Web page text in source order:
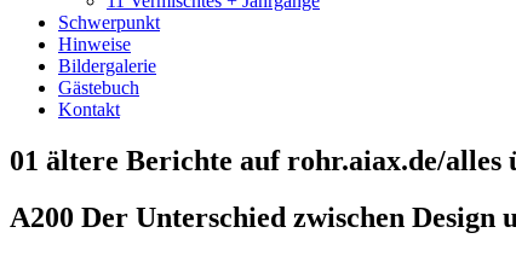
Schwerpunkt
Hinweise
Bildergalerie
Gästebuch
Kontakt
01 ältere Berichte auf rohr.aiax.de/alles
A200 Der Unterschied zwischen Design